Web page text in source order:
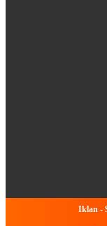
Iklan -